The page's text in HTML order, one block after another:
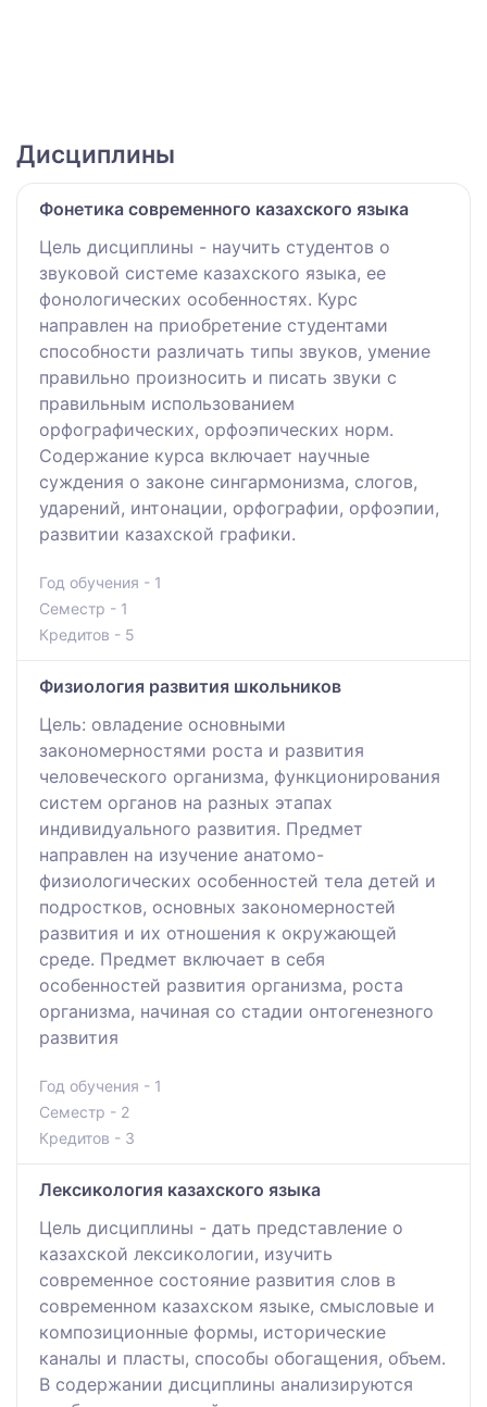
Дисциплины
Фонетика современного казахского языка
Цель дисциплины - научить студентов о
звуковой системе казахского языка, ее
фонологических особенностях. Курс
направлен на приобретение студентами
способности различать типы звуков, умение
правильно произносить и писать звуки с
правильным использованием
орфографических, орфоэпических норм.
Содержание курса включает научные
суждения о законе сингармонизма, слогов,
ударений, интонации, орфографии, орфоэпии,
развитии казахской графики.
Год обучения - 1
Семестр - 1
Кредитов - 5
Физиология развития школьников
Цель: овладение основными
закономерностями роста и развития
человеческого организма, функционирования
систем органов на разных этапах
индивидуального развития. Предмет
направлен на изучение анатомо-
физиологических особенностей тела детей и
подростков, основных закономерностей
развития и их отношения к окружающей
среде. Предмет включает в себя
особенностей развития организма, роста
организма, начиная со стадии онтогенезного
развития
Год обучения - 1
Семестр - 2
Кредитов - 3
Лексикология казахского языка
Цель дисциплины - дать представление о
казахской лексикологии, изучить
современное состояние развития слов в
современном казахском языке, смысловые и
композиционные формы, исторические
каналы и пласты, способы обогащения, объем.
В содержании дисциплины анализируются